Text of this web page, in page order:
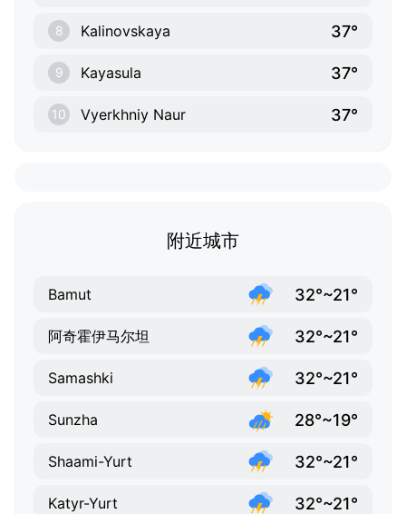
8 Kalinovskaya 37°
9 Kayasula 37°
10 Vyerkhniy Naur 37°
附近城市
Bamut 32°~21°
阿奇霍伊马尔坦 32°~21°
Samashki 32°~21°
Sunzha 28°~19°
Shaami-Yurt 32°~21°
Katyr-Yurt 32°~21°